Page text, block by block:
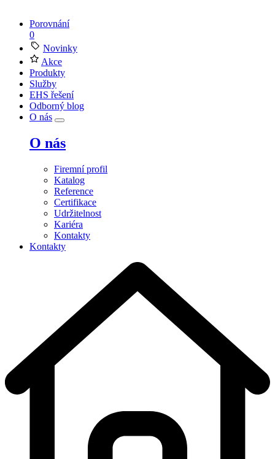
Porovnání
0
Novinky
Akce
Produkty
Služby
EHS řešení
Odborný blog
O nás
O nás
Firemní profil
Katalog
Reference
Certifikace
Udržitelnost
Kariéra
Kontakty
Kontakty